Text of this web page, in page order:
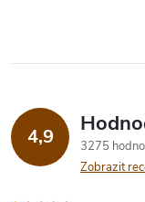
4,9
3275
Zobrazit